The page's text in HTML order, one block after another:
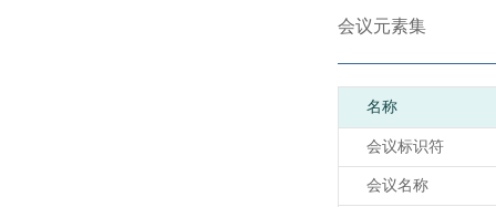
会议元素集
名称
会议标识符
会议名称